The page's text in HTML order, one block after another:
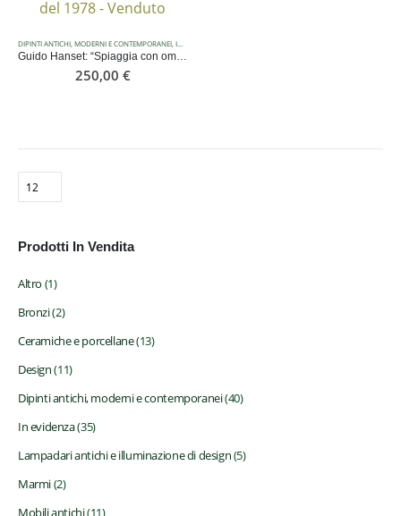
DIPINTI ANTICHI, MODERNI E CONTEMPORANEI IN EVIDENZA
Guido Hanset: “Spiaggia con ombrelloni”, acquerello del 1978
250,00 €
Prodotti In Vendita
Altro (1)
Bronzi(2)
Ceramiche e porcellane(13)
Design(11)
Dipinti antichi, moderni e contemporanei(40)
In evidenza(35)
Lampadari antichi e illuminazione di design(5)
Marmi(2)
Mobili antichi(11)
Compravendita d'Arte
Via Bobbio 160-162 R
16137 Genova - Italy
Telefono: +39 351 5808194
Site Map